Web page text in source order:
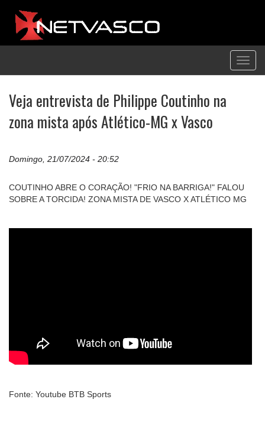
Veja entrevista de Philippe Coutinho na
zona mista após Atlético-MG x Vasco
Domingo, 21/07/2024 - 20:52
COUTINHO ABRE O CORAÇÃO! "FRIO NA BARRIGA!" FALOU
SOBRE A TORCIDA! ZONA MISTA DE VASCO X ATLÉTICO MG
Fonte: Youtube BTB Sports